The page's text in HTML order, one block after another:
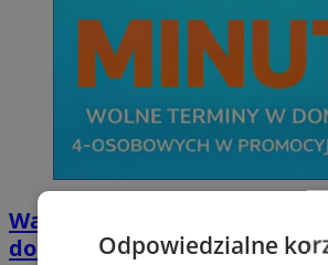
Wakacyjny wypoczynek nad
domkach Szmaragdowe
Odpowiedzialne